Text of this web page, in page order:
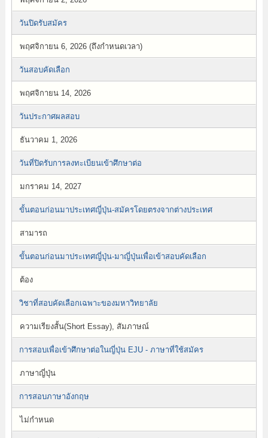
วันปิดรับสมัคร
พฤศจิกายน 6, 2026 (ถึงกำหนดเวลา)
วันสอบคัดเลือก
พฤศจิกายน 14, 2026
วันประกาศผลสอบ
ธันวาคม 1, 2026
วันที่ปิดรับการลงทะเบียนเข้าศึกษาต่อ
มกราคม 14, 2027
ขั้นตอนก่อนมาประเทศญี่ปุ่น-สมัครโดยตรงจากต่างประเทศ
สามารถ
ขั้นตอนก่อนมาประเทศญี่ปุ่น-มาญี่ปุ่นเพื่อเข้าสอบคัดเลือก
ต้อง
วิชาที่สอบคัดเลือกเฉพาะของมหาวิทยาลัย
ความเรียงสั้น(Short Essay), สัมภาษณ์
การสอบเพื่อเข้าศึกษาต่อในญี่ปุ่น EJU - ภาษาที่ใช้สมัคร
ภาษาญี่ปุ่น
การสอบภาษาอังกฤษ
ไม่กำหนด